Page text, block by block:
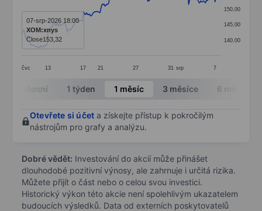
Line chart with 296 data points.
The chart has 1 X axis displaying categories.
The chart has 1 Y axis displaying values. Data ranges
čvc 13 17 21 27 31 srp 7
140,00
145,00
150,00
07-srp-2026 18:00
XOM:xnys
Close153,32
End of interactive chart.
Intradenní 1 týden 1 měsíc 3 měsíce 6 měsíců
Otevřete si účet a získejte přístup k pokročilým
nástrojům pro grafy a analýzu.
Dobré vědět: Investování do akcií může přinášet
dlouhodobé pozitivní výnosy, ale zahrnuje i určitá rizika.
Můžete přijít o část nebo o celou svou investici.
Historický výkon této akcie není spolehlivým ukazatelem
budoucích výsledků. Data od externích poskytovatelů